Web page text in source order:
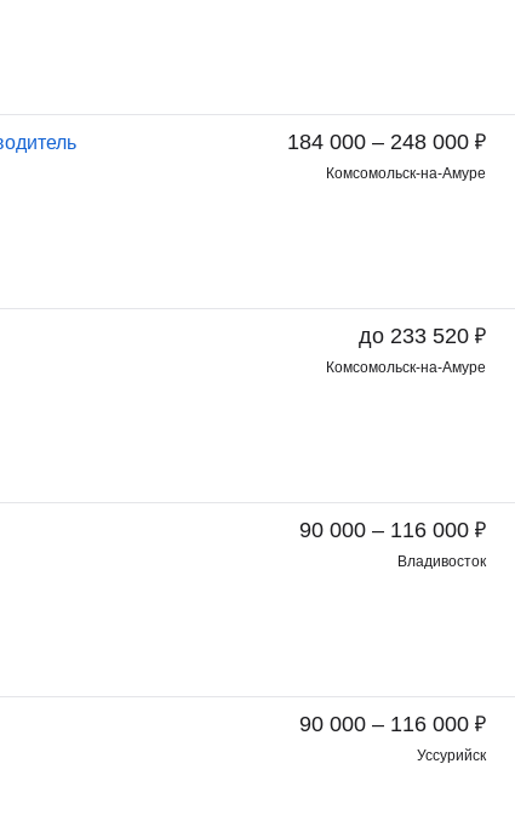
184 000 – 248 000 ₽
Комсомольск-на-Амуре
до 233 520 ₽
Комсомольск-на-Амуре
90 000 – 116 000 ₽
Владивосток
90 000 – 116 000 ₽
Уссурийск